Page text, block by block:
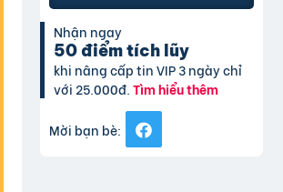
Nhận ngay
50 điểm tích lũy
khi nâng cấp tin VIP 3 ngày chỉ
với 25.000đ.Tìm hiểu thêm
Mời bạn bè: